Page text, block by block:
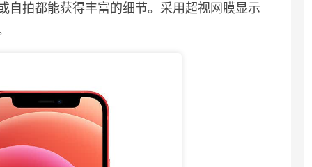
自拍都能获得丰富的细节。采用超视网膜显示